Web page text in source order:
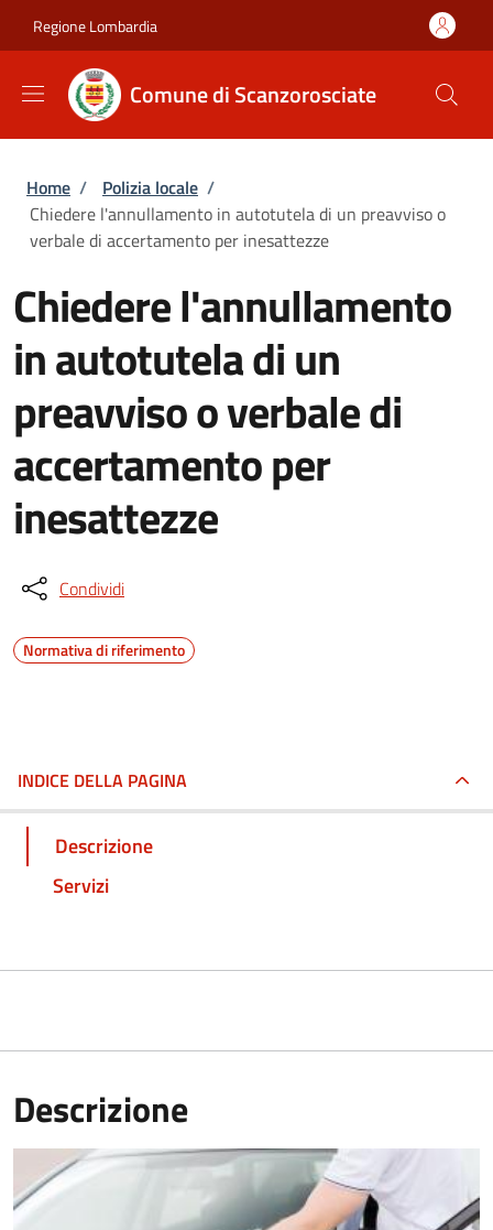
Regione Lombardia
Comune di Scanzorosciate
Briciole di pane
Home / Polizia locale /
Chiedere l'annullamento in autotutela di un preavviso o
verbale di accertamento per inesattezze
Chiedere l'annullamento
in autotutela di un
preavviso o verbale di
accertamento per
inesattezze
Condividi
Normativa di riferimento
INDICE DELLA PAGINA
Descrizione
Servizi
Descrizione